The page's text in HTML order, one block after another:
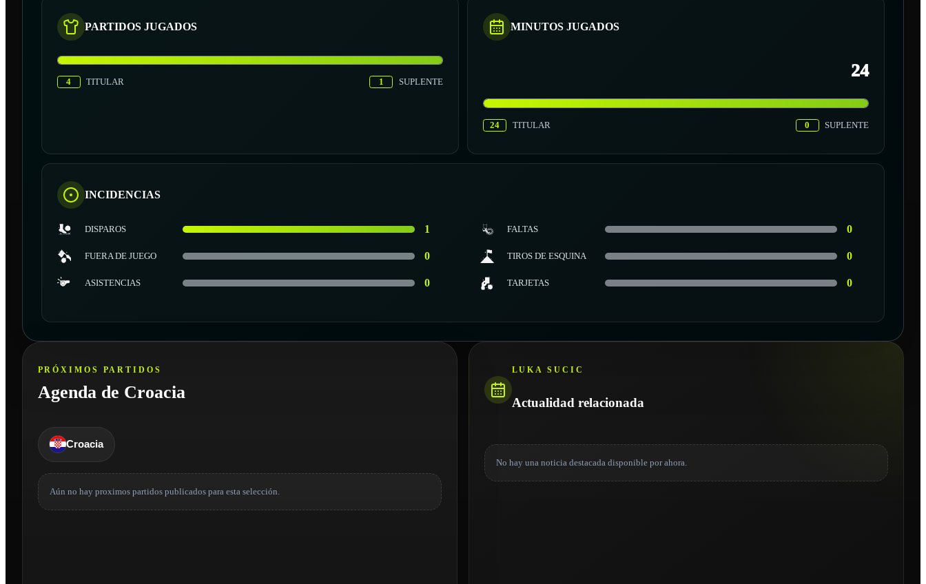
PARTIDOS JUGADOS
4 TITULAR 1 SUPLENTE
MINUTOS JUGADOS
24
24 TITULAR 0 SUPLENTE
INCIDENCIAS
DISPAROS 1 FALTAS 0
FUERA DE JUEGO 0 TIROS DE ESQUINA 0
ASISTENCIAS 0 TARJETAS 0
PRÓXIMOS PARTIDOS
Agenda de Croacia
Croacia
Aún no hay proximos partidos publicados para esta selección.
LUKA SUCIC
Actualidad relacionada
No hay una noticia destacada disponible por ahora.